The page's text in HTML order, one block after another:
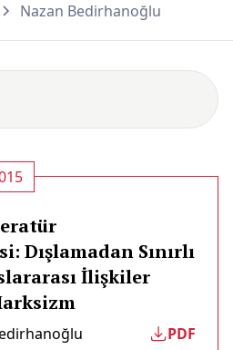
Nazan Bedi̇rhanoğlu
Dışlamadan Sınırlı
İlişkiler
PDF